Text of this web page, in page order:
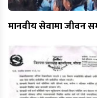
मानवीय सेवामा जीवन